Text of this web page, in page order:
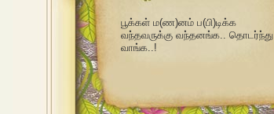
பூக்கள் ம(ண)னம் ப(பி)டிக்க
வந்தவருக்கு வந்தனங்க.. தொடர்ந்து
வாங்க..!